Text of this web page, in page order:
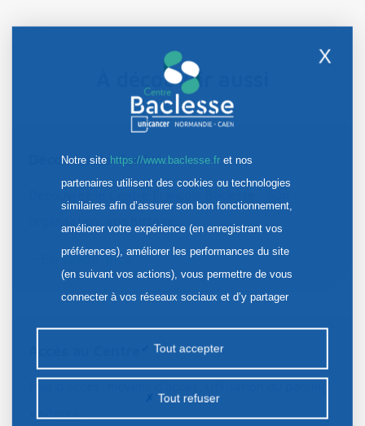
À découvrir aussi
Découvrir le Centre
organisation, son histoire...
En savoir plus
X
Notre site https://www.baclesse.fret nos
partenaires utilisent des cookies ou technologies
similaires afin d’assurer son bon fonctionnement,
améliorer votre expérience (en enregistrant vos
préférences), améliorer les performances du site
(en suivant vos actions), vous permettre de vous
connecter à vos réseaux sociaux et d’y partager
la publicité personnalisée sur notre site ou ceux de
nos partenaires. Certains traceurs non classés
Tout accepter
Tout refuser